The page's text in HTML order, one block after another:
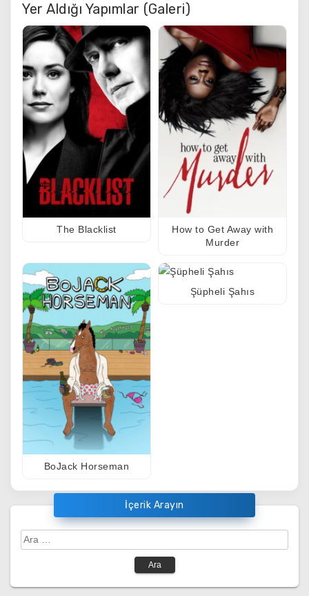
Yer Aldığı Yapımlar (Galeri)
The Blacklist
How to Get Away with
Murder
BoJack Horseman
Şüpheli Şahıs
İçerik Arayın
Arama: